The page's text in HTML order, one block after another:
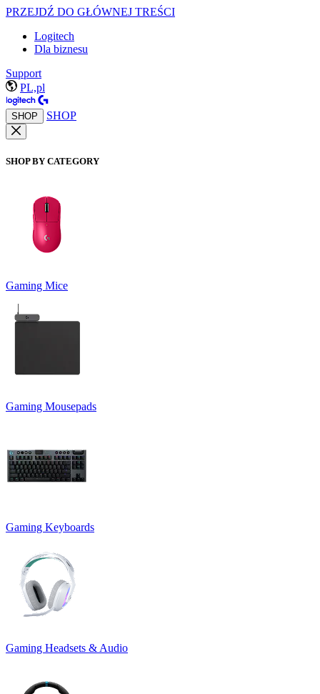
PRZEJDŹ DO GŁÓWNEJ TREŚCI
Logitech
Dla biznesu
Support
PL,pl
SHOP SHOP
SHOP BY CATEGORY
Gaming Mice
Gaming Mousepads
Gaming Keyboards
Gaming Headsets & Audio